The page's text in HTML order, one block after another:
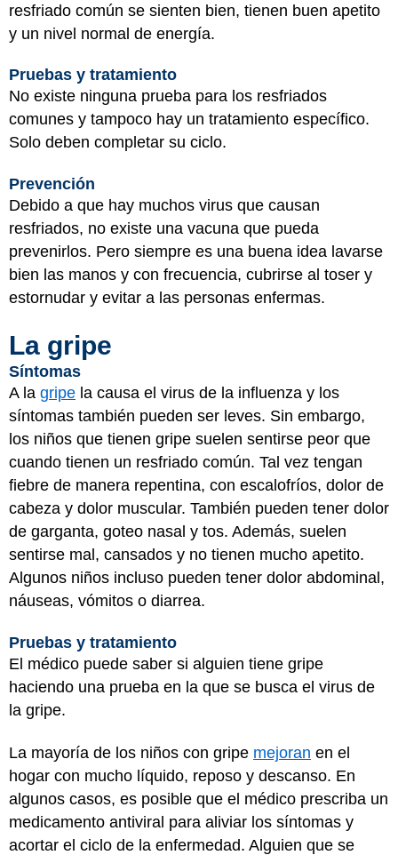
resfriado común se sienten bien, tienen buen apetito
y un nivel normal de energía.
Pruebas y tratamiento
No existe ninguna prueba para los resfriados
comunes y tampoco hay un tratamiento específico.
Solo deben completar su ciclo.
Prevención
Debido a que hay muchos virus que causan
resfriados, no existe una vacuna que pueda
prevenirlos. Pero siempre es una buena idea lavarse
bien las manos y con frecuencia, cubrirse al toser y
estornudar y evitar a las personas enfermas.
La gripe
Síntomas
A la gripe la causa el virus de la influenza y los
síntomas también pueden ser leves. Sin embargo,
los niños que tienen gripe suelen sentirse peor que
cuando tienen un resfriado común. Tal vez tengan
fiebre de manera repentina, con escalofríos, dolor de
cabeza y dolor muscular. También pueden tener dolor
de garganta, goteo nasal y tos. Además, suelen
sentirse mal, cansados y no tienen mucho apetito.
Algunos niños incluso pueden tener dolor abdominal,
náuseas, vómitos o diarrea.
Pruebas y tratamiento
El médico puede saber si alguien tiene gripe
haciendo una prueba en la que se busca el virus de
la gripe.
La mayoría de los niños con gripe mejoran en el
hogar con mucho líquido, reposo y descanso. En
algunos casos, es posible que el médico prescriba un
medicamento antiviral para aliviar los síntomas y
acortar el ciclo de la enfermedad. Alguien que se